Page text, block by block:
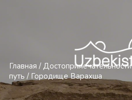
Главная / Достопримечательности
путь / Городище Варахша